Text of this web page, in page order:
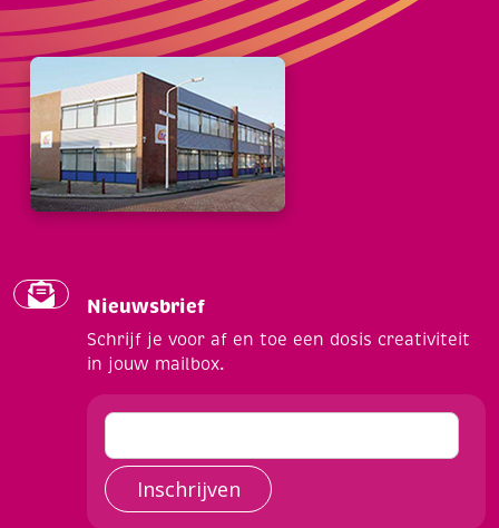
Nieuwsbrief
Schrijf je voor af en toe een dosis creativiteit
in jouw mailbox.
Inschrijven